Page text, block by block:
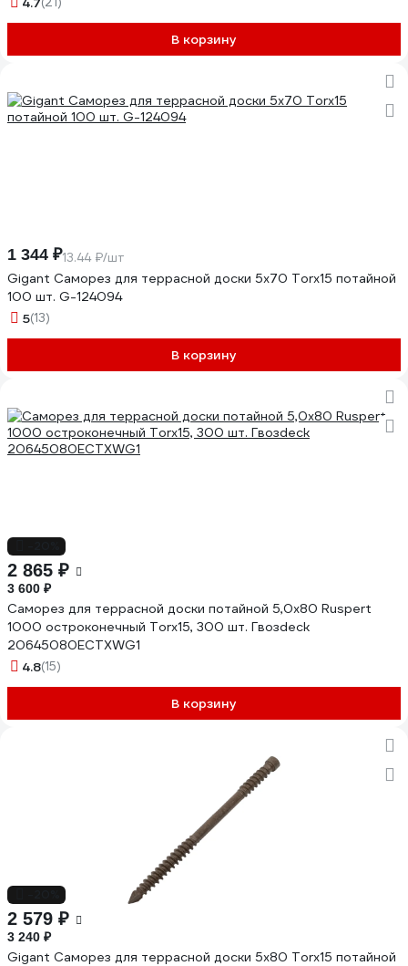
В корзину
1 344 ₽13.44 ₽/шт
Gigant Саморез для террасной доски 5х70 Torx15 потайной
100 шт. G-124094
5(13)
В корзину
2 865 ₽
3 600 ₽
Саморез для террасной доски потайной 5,0х80 Ruspert
1000 остроконечный Torx15, 300 шт. Гвозdeck
20645080ECTXWG1
4.8(15)
В корзину
2 579 ₽
3 240 ₽
Gigant Саморез для террасной доски 5х80 Torx15 потайной